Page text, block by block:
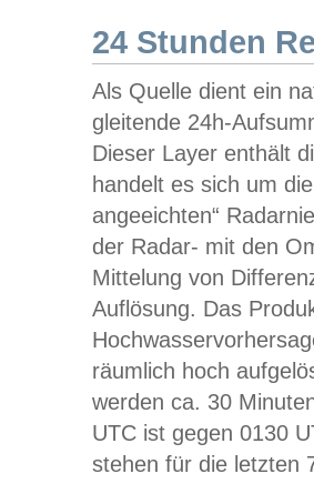
24 Stunden
Als Quelle dient ein
gleitende 24h-
Dieser Layer enthält
handelt es sich um
angeeichten“
der Radar- mit den
Mittelung von
Auflösung. Das
räumlich hoch
werden ca. 30
UTC ist gegen 0130
stehen für die letzten